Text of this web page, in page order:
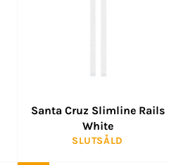
Santa Cruz Slimline Rails
White
SLUTSÅLD